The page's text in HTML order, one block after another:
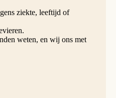
ziekte, leeftijd of
weten, en wij ons met